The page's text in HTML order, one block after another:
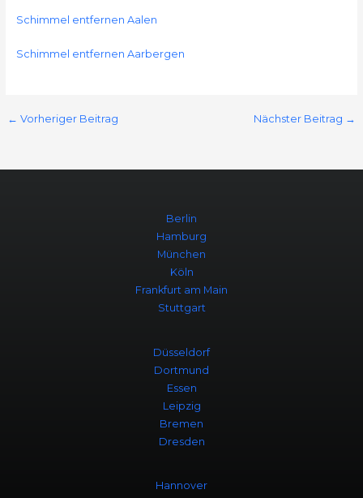
Schimmel entfernen Aalen
Schimmel entfernen Aarbergen
← Vorheriger Beitrag Nächster Beitrag →
Berlin
Hamburg
München
Köln
Frankfurt am Main
Stuttgart
Düsseldorf
Dortmund
Essen
Leipzig
Bremen
Dresden
Hannover